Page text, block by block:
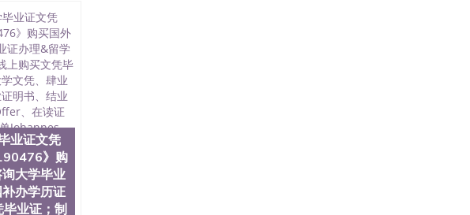
学士学
程学，工
引了众多
下单； 3、
品； 6、
可查的证
，使馆网
院、艺术
院、信息
院排名在
：会计
电子工
学、机械
程、计算
业证文凭
》购
大学毕业
办学历证
业证；制